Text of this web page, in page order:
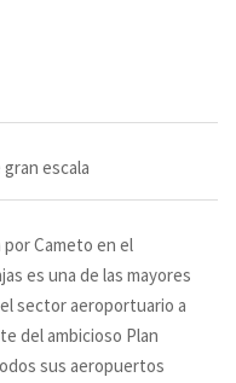
escala
Cameto en el
es una de las mayores
sector aeroportuario a
del ambicioso Plan
sus aeropuertos